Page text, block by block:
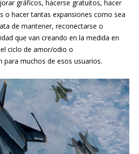
gráficos, hacerse gratuitos, hacer
o hacer tantas expansiones como sea
de mantener, reconectarse o
que van creando en la medida en
ciclo de amor/odio o
muchos de esos usuarios.